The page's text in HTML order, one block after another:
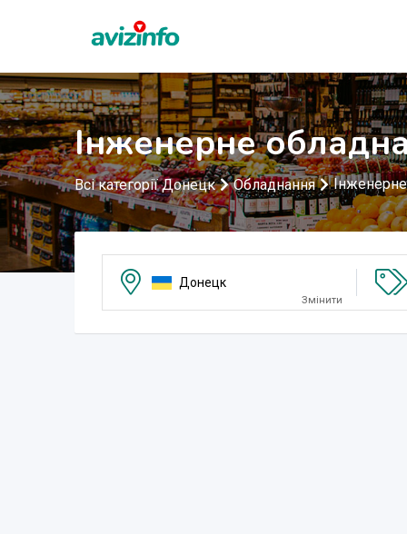
Інженерне
Всі категорії Донецк Обладнання
Донецк
Змінити